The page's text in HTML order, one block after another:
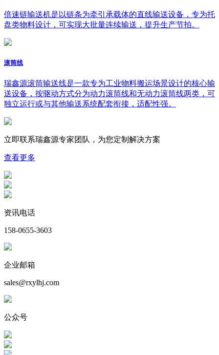
倍速链输送机是以链条为牵引承载体的直线输送设备，专为托
盘类物料设计，可实现大批量连续输送，提升生产节拍。
滚筒线
瑞鑫源滚筒输送线是一款专为工业物料搬运场景设计的核心输
送设备，按驱动方式分为动力滚筒线和无动力滚筒线两类，可
独立运行或与其他输送系统配套衔接，适配性强。
立即联系瑞鑫源专家团队，为您定制 解决方案
查看更多
资讯电话
158-0655-3603
企业邮箱
sales@rxylhj.com
公众号